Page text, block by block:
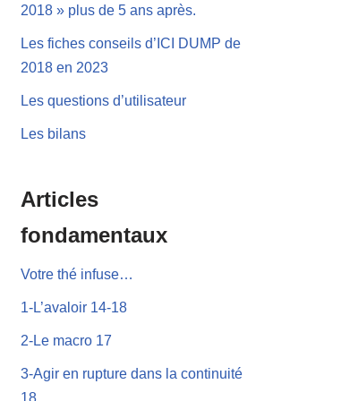
2018 » plus de 5 ans après.
Les fiches conseils d’ICI DUMP de
2018 en 2023
Les questions d’utilisateur
Les bilans
Articles
fondamentaux
Votre thé infuse…
1-L’avaloir 14-18
2-Le macro 17
3-Agir en rupture dans la continuité
18